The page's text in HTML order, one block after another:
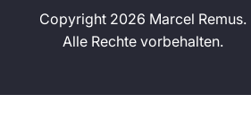
Copyright 2026 Marcel Remus.
Alle Rechte vorbehalten.